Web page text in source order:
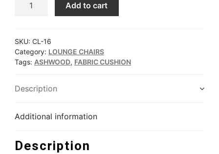
Add to cart
SKU: CL-16
Category: LOUNGE CHAIRS
Tags: ASHWOOD, FABRIC CUSHION
Description
Additional information
Description